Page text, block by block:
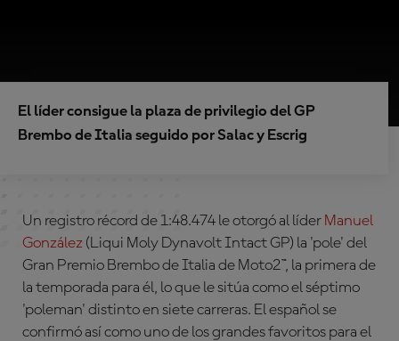
El líder consigue la plaza de privilegio del GP
Brembo de Italia seguido por Salac y Escrig
Un registro récord de 1:48.474 le otorgó al líder Manuel
González (Liqui Moly Dynavolt Intact GP) la 'pole' del
Gran Premio Brembo de Italia de Moto2™, la primera de
la temporada para él, lo que le sitúa como el séptimo
'poleman' distinto en siete carreras. El español se
confirmó así como uno de los grandes favoritos para el